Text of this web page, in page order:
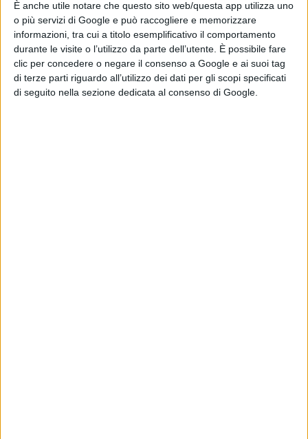
È anche utile notare che questo sito web/questa app utilizza uno
o più servizi di Google e può raccogliere e memorizzare
informazioni, tra cui a titolo esemplificativo il comportamento
durante le visite o l’utilizzo da parte dell’utente. È possibile fare
clic per concedere o negare il consenso a Google e ai suoi tag
di terze parti riguardo all’utilizzo dei dati per gli scopi specificati
di seguito nella sezione dedicata al consenso di Google.
Condividi su: